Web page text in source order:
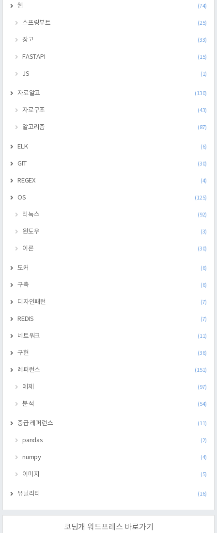
웹 (74)
스프링부트 (25)
장고 (33)
FASTAPI (15)
JS (1)
자료알고 (130)
자료구조 (43)
알고리즘 (87)
ELK (6)
GIT (30)
REGEX (4)
OS (125)
리눅스 (92)
윈도우 (3)
이론 (30)
도커 (6)
구축 (6)
디자인패턴 (7)
REDIS (7)
네트워크 (11)
구현 (36)
레퍼런스 (151)
예제 (97)
분석 (54)
중급 레퍼런스 (11)
pandas (2)
numpy (4)
이미지 (5)
유틸리티 (16)
코딩개 워드프레스 바로가기